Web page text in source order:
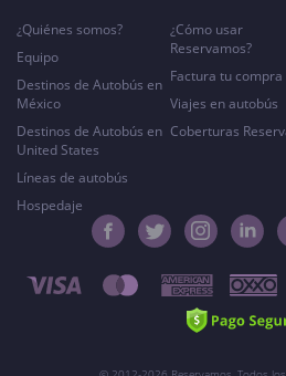
¿Quiénes somos?
Equipo
Destinos de Autobús en
México
Destinos de Autobús en
United States
Líneas de autobús
Hospedaje
¿Cómo usar
Reservamos?
Factura tu compra
Viajes en autobús
Coberturas